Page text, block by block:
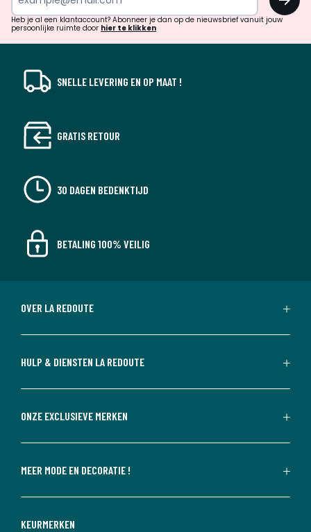
verrassingen?
Heb je al een klantaccount? Abonneer je dan op de nieuwsbrief vanuit jouw
persoonlijke ruimte door hier te klikken
SNELLE LEVERING EN OP MAAT !
GRATIS RETOUR
30 DAGEN BEDENKTIJD
BETALING 100% VEILIG
OVER LA REDOUTE
HULP & DIENSTEN LA REDOUTE
ONZE EXCLUSIEVE MERKEN
MEER MODE EN DECORATIE !
KEURMERKEN